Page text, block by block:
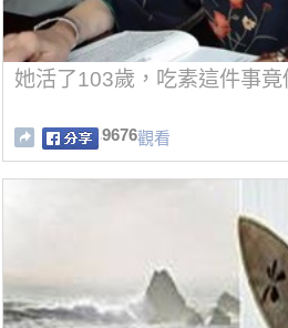
她活了103歲，吃素這件事
9676觀看